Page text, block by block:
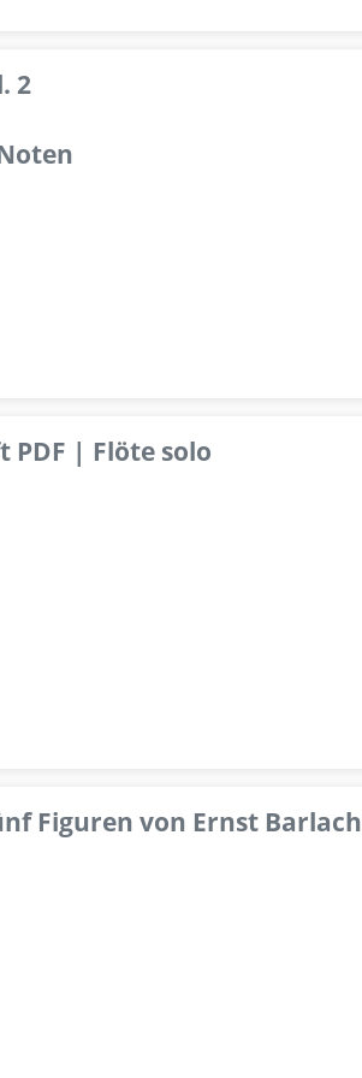
2
| Flöte solo
Figuren von Ernst Barlach